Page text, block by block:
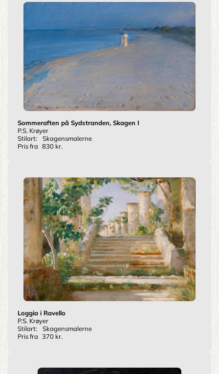
Sommeraften på Sydstranden, Skagen I
P.S. Krøyer
Stilart:
Skagensmalerne
Pris fra 830 kr.
Loggia i Ravello
P.S. Krøyer
Stilart:
Skagensmalerne
Pris fra 370 kr.